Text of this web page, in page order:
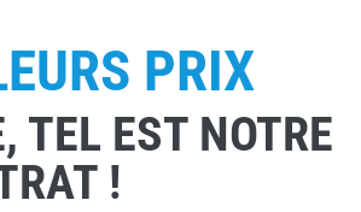
PRIX
TEL EST NOTRE
!